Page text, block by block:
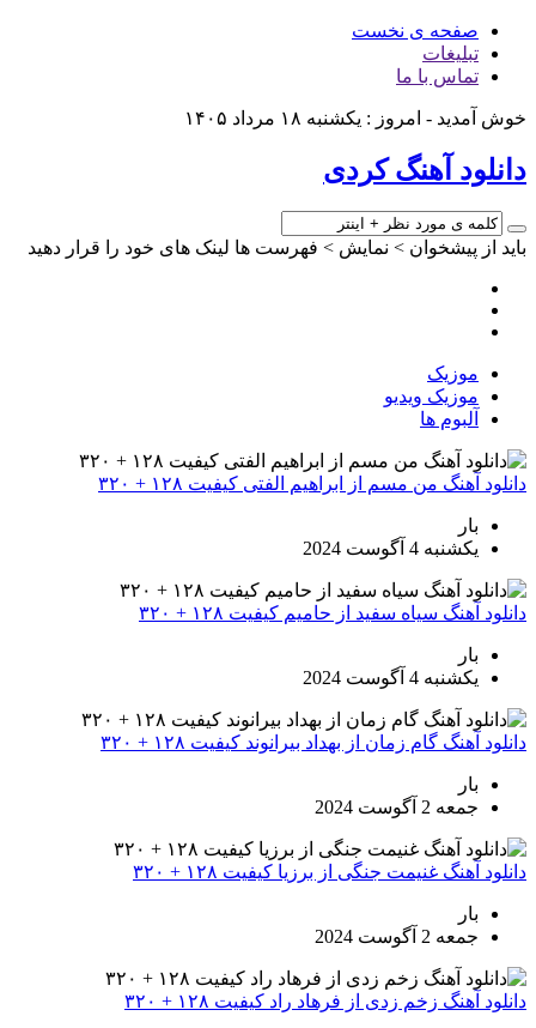
صفحه ی نخست
تبلیغات
تماس با ما
- امروز : یکشنبه ۱۸ مرداد ۱۴۰۵
آهنگ کردی
پیشخوان > نمایش > فهرست ها لینک های خود را قرار دهید
موزیک
موزیک ویدیو
آلبوم ها
من مسم از ابراهیم الفتی کیفیت ۱۲۸ + ۳۲۰
یکشنبه 4 آگوست 2024
سیاه سفید از حامیم کیفیت ۱۲۸ + ۳۲۰
یکشنبه 4 آگوست 2024
گام زمان از بهداد بیرانوند کیفیت ۱۲۸ + ۳۲۰
جمعه 2 آگوست 2024
غنیمت جنگی از برزیا کیفیت ۱۲۸ + ۳۲۰
جمعه 2 آگوست 2024
زخم زدی از فرهاد راد کیفیت ۱۲۸ + ۳۲۰